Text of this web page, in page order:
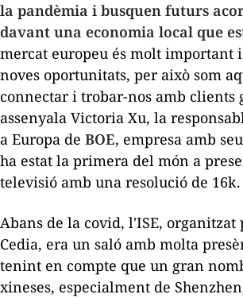
la pandèmia i busquen futurs
davant una economia local que
mercat europeu és molt important
noves oportunitats, per això som
connectar i trobar-nos amb clients
assenyala Victoria Xu, la
a Europa de BOE, empresa amb
ha estat la primera del món a
televisió amb una resolució de 16k.
Abans de la covid, l'ISE, organitzat
Cedia, era un saló amb molta
tenint en compte que un gran
xineses, especialment de